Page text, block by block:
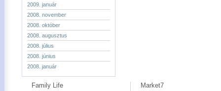
2009. január
2008. november
2008. október
2008. augusztus
2008. július
2008. június
2008. január
Family Life
Market7